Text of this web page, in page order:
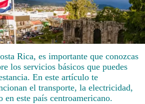
Rica, es importante que conozcas
los servicios básicos que puedes
En este artículo te
el transporte, la electricidad,
este país centroamericano.